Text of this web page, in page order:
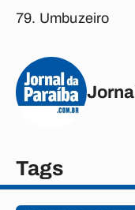
Umbuzeiro
Tags